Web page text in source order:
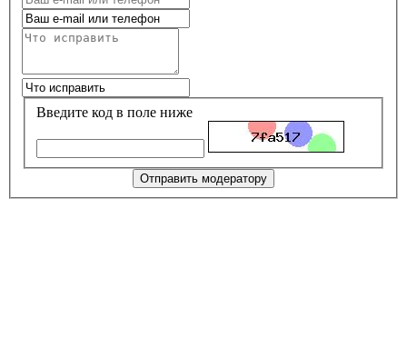
Введите код в поле ниже
Отправить модератору